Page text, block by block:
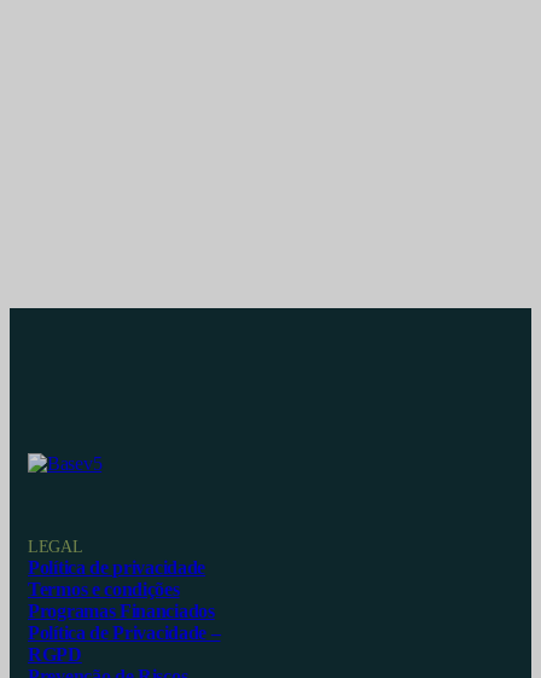
LEGAL
Política de privacidade
Termos e condições
Programas Financiados
Política de Privacidade –
RGPD